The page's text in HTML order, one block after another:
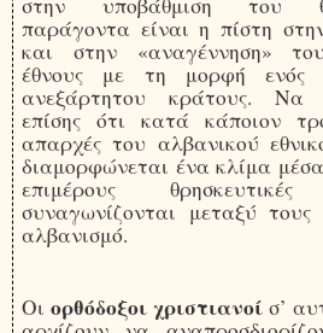
παράγοντα είναι η πίστη
και στην «αναγέννηση»
έθνους με τη μορφή ενός
ανεξάρτητου κράτους. Να
επίσης ότι κατά κάποιον
απαρχές του αλβανικού
διαμορφώνεται ένα κλίμα
επιμέρους θρησκευτικές
συναγωνίζονται μεταξύ
αλβανισμό.
Οιορθόδοξοι χριστιανοί σ’